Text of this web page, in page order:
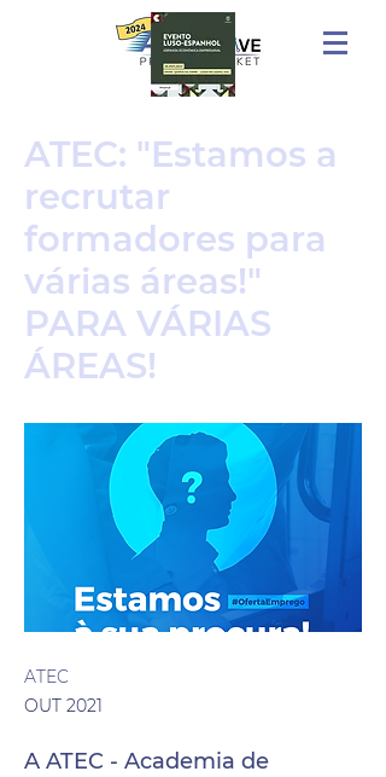
ATEC: "Estamos a
recrutar
formadores para
várias áreas!"
PARA VÁRIAS
ÁREAS!
ATEC
OUT 2021
A ATEC - Academia de